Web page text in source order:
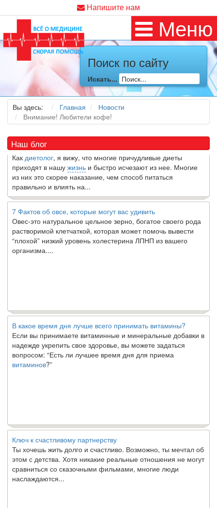
Напишите нам
Меню
Поиск по сайту
Искать...
Вы здесь: Главная
Новости
Внимание! Любители кофе!
Наш блог
Как я заболел во время локдауна?
Это странная ситуация: вы соблюдали все меры
предосторожности COVID-19 (вы почти все время дома),
но, тем не менее, вы каким-то образом простудились. Вы
можете задаться...
5 причин обратить внимание на средиземноморскую диету
Какдиетолог, я вижу, что многие причудливые диеты
приходят в нашужизньи быстро исчезают из нее. Многие
из них это скорее наказание, чем способ питаться
правильно и влиять на...
7 Фактов об овсе, которые могут вас удивить
Овес-это натуральное цельное зерно, богатое своего рода
растворимой клетчаткой, которая может помочь вывести
“плохой” низкий уровень холестерина ЛПНП из вашего
организма....
В какое время дня лучше всего принимать витамины?
Если вы принимаете витаминные и минеральные добавки в
надежде укрепить свое здоровье, вы можете задаться
вопросом: “Есть ли лучшее время дня для приема
витаминов ?”
Ключ к счастливому партнерству
Ты хочешь жить долго и счастливо. Возможно, ты мечтал об
этом с детства. Хотя никакие реальные отношения не могут
сравниться со сказочными фильмами, многие люди
наслаждаются...